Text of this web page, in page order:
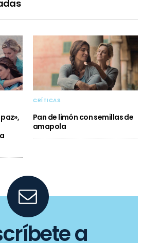
CRÍTICAS
Pan de limón con semillas de
amapola
a